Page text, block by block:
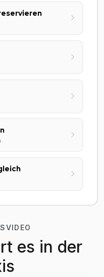
es in der